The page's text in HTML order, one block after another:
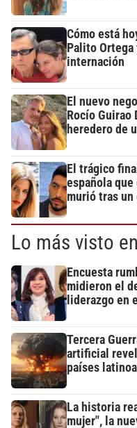
Cómo está
Palito Ortega
internación
El nuevo
Rocío Guirao
heredero de
El trágico
española
murió tras un
Lo más visto
Encuesta
midieron el
liderazgo en
Tercera
artificial
países
La historia
mujer", la